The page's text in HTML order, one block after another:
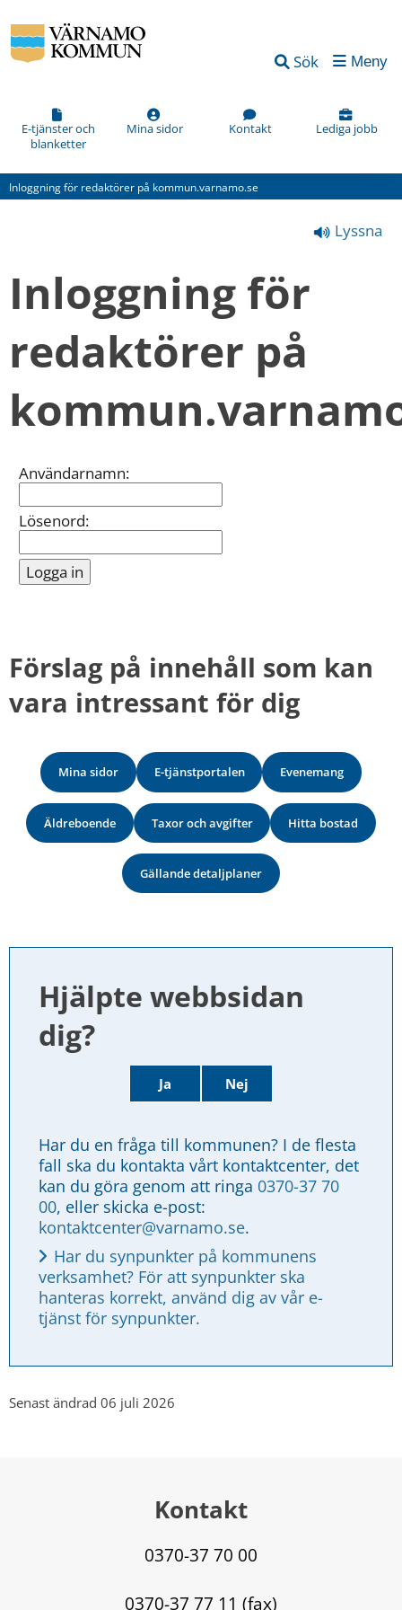
Sök Meny
E-tjänster och
blanketter
Mina sidor Kontakt Lediga jobb
Inloggning för redaktörer på kommun.varnamo.se
Lyssna
Inloggning för
redaktörer på
Inloggning
Användarnamn:
Lösenord:
Förslag på innehåll som kan
vara intressant för dig
Mina sidor E-tjänstportalen Evenemang
Äldreboende Taxor och avgifter Hitta bostad
Gällande detaljplaner
Hjälpte webbsidan
dig?
Ja Nej
Har du en fråga till kommunen? I de flesta
fall ska du kontakta vårt kontaktcenter, det
kan du göra genom att ringa 0370-37 70
00
kontaktcenter@varnamo.se.
Har du synpunkter på kommunens
verksamhet? För att synpunkter ska
hanteras korrekt, använd dig av vår e-
tjänst för synpunkter.
Vad
kan
förbättra
den
här
(obligatorisk)
kan
informationen
bättre
dig?
Webbadress
sidan
Senast ändrad 06 juli 2026
Kontakt
0370-37 70 00
0370-37 77 11 (fax)